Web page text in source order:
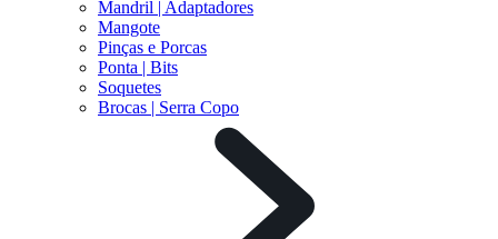
Mandril | Adaptadores
Mangote
Pinças e Porcas
Ponta | Bits
Soquetes
Brocas | Serra Copo